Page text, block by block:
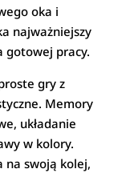
oka i
najważniejszy
gotowej pracy.
gry z
Memory
układanie
w kolory.
na swoją kolej,